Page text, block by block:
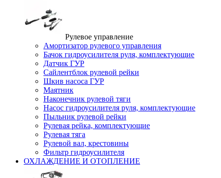
Рулевое управление
Амортизатор рулевого управления
Бачок гидроусилителя руля, комплектующие
Датчик ГУР
Сайлентблок рулевой рейки
Шкив насоса ГУР
Маятник
Наконечник рулевой тяги
Насос гидроусилителя руля, комплектующие
Пыльник рулевой рейки
Рулевая рейка, комплектующие
Рулевая тяга
Рулевой вал, крестовины
Фильтр гидроусилителя
ОХЛАЖДЕНИЕ И ОТОПЛЕНИЕ